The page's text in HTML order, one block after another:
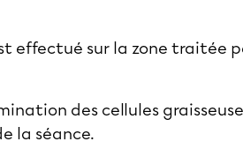
effectué sur la zone traitée
des cellules
la séance.